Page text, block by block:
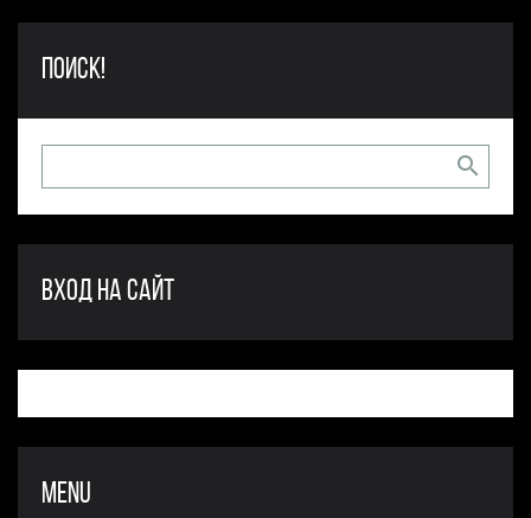
ПОИСК!
ВХОД НА САЙТ
MENU